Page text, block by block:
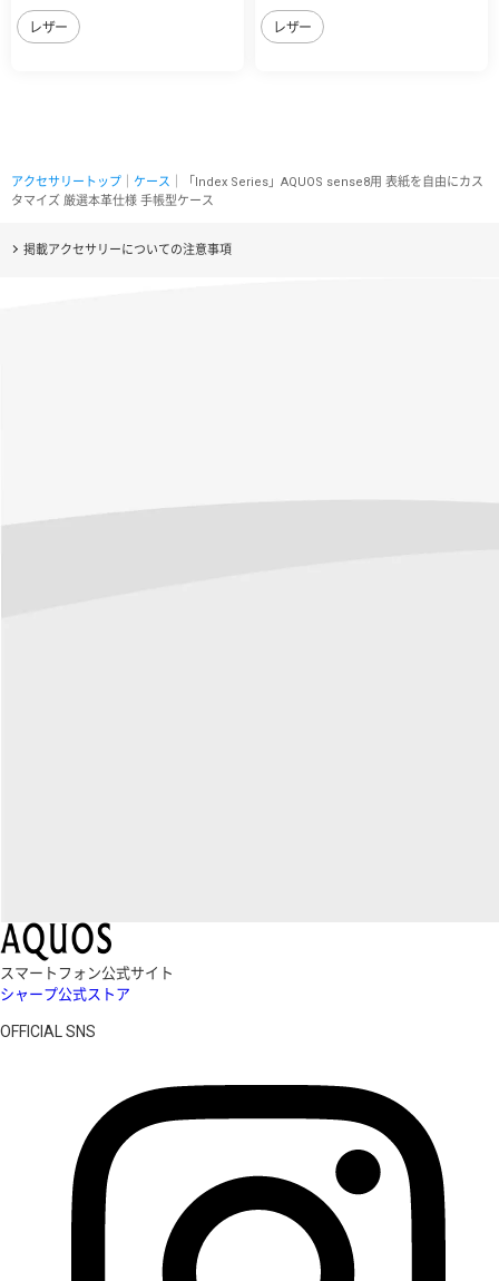
レザー レザー
アクセサリートップ ケース ｜「Index Series」AQUOS sense8用 表紙を自由にカス
タマイズ 厳選本革仕様 手帳型ケース
掲載アクセサリーについての注意事項
スマートフォン公式サイト
シャープ公式ストア
OFFICIAL SNS